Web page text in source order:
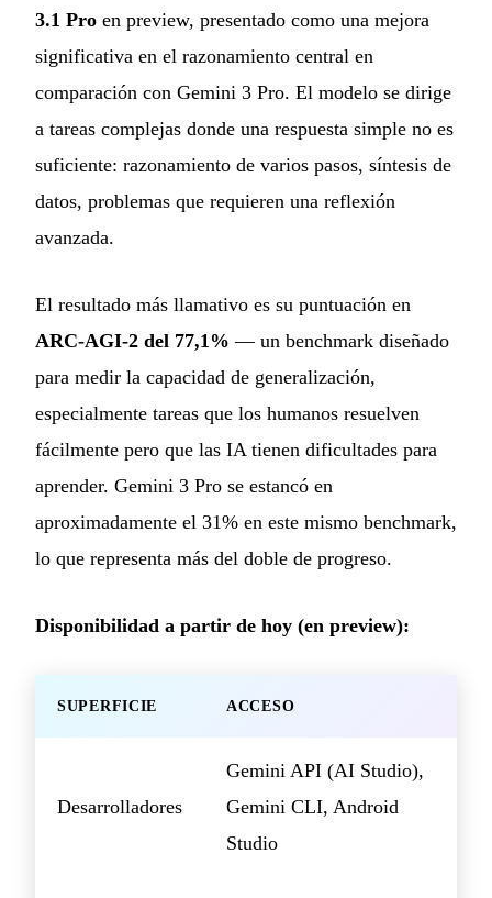
3.1 Pro en preview, presentado como una mejora
significativa en el razonamiento central en
comparación con Gemini 3 Pro. El modelo se dirige
a tareas complejas donde una respuesta simple no es
suficiente: razonamiento de varios pasos, síntesis de
datos, problemas que requieren una reflexión
avanzada.
El resultado más llamativo es su puntuación en
ARC-AGI-2 del 77,1% — un benchmark diseñado
para medir la capacidad de generalización,
especialmente tareas que los humanos resuelven
fácilmente pero que las IA tienen dificultades para
aprender. Gemini 3 Pro se estancó en
aproximadamente el 31% en este mismo benchmark,
lo que representa más del doble de progreso.
Disponibilidad a partir de hoy (en preview):
SUPERFICIE ACCESO
Desarrolladores
Gemini API (AI Studio),
Gemini CLI, Android
Studio